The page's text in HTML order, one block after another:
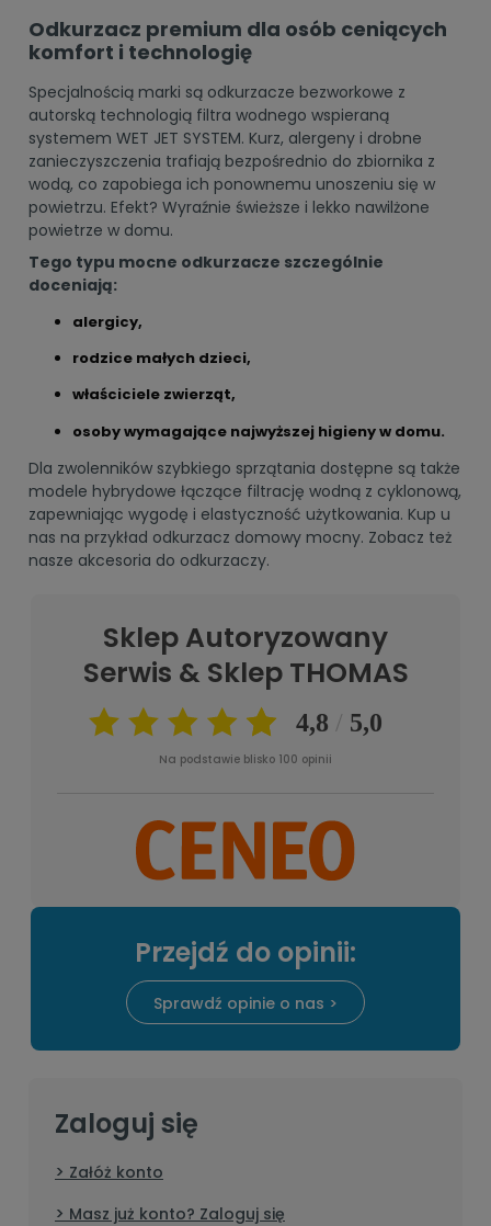
Odkurzacz premium dla osób ceniących
komfort i technologię
Specjalnością marki są odkurzacze bezworkowe z
autorską technologią filtra wodnego wspieraną
systemem WET JET SYSTEM. Kurz, alergeny i drobne
zanieczyszczenia trafiają bezpośrednio do zbiornika z
wodą, co zapobiega ich ponownemu unoszeniu się w
powietrzu. Efekt? Wyraźnie świeższe i lekko nawilżone
powietrze w domu.
Tego typu mocne odkurzacze szczególnie
doceniają:
alergicy,
rodzice małych dzieci,
właściciele zwierząt,
osoby wymagające najwyższej higieny w domu.
Dla zwolenników szybkiego sprzątania dostępne są także
modele hybrydowe łączące filtrację wodną z cyklonową,
zapewniając wygodę i elastyczność użytkowania. Kup u
nas na przykład odkurzacz domowy mocny. Zobacz też
nasze akcesoria do odkurzaczy.
Sklep Autoryzowany
Serwis & Sklep THOMAS
Na podstawie blisko 100 opinii
Przejdź do opinii:
Sprawdź opinie o nas >
Zaloguj się
Załóż konto
Masz już konto? Zaloguj się